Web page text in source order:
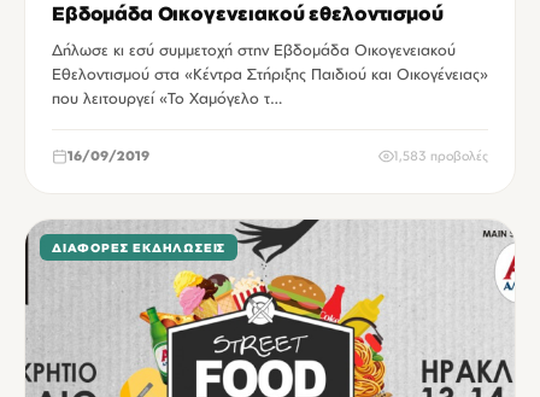
Εβδομάδα Οικογενειακού εθελοντισμού
Δήλωσε κι εσύ συμμετοχή στην Εβδομάδα Οικογενειακού
Εθελοντισμού στα «Κέντρα Στήριξης Παιδιού και Οικογένειας»
που λειτουργεί «Το Χαμόγελο τ…
16/09/2019 1,583 προβολές
ΔΙΆΦΟΡΕΣ ΕΚΔΗΛΏΣΕΙΣ